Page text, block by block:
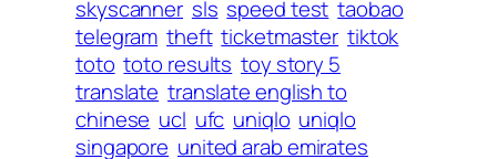
skyscanner sls speed test taobao
telegram theft ticketmaster tiktok
toto toto results toy story 5
translate translate english to
chinese ucl ufc uniqlo uniqlo
singapore united arab emirates